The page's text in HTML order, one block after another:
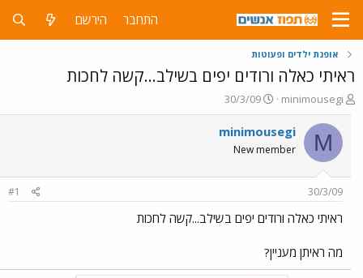
התחבר הירשם
אופנת ילדים ופעוטות
ראיתי כאלה ורודים יפים בשילב...קשה לחכות
פ
ו
ת
ח
ה
ו
ש
א
minimousegi
פ
ו
ר
ם
ר
30/3/09
M
minimousegi
New member
30/3/09
#1
ראיתי כאלה ורודים יפים בשילב...קשה לחכות
מה ראיתן מעניין?